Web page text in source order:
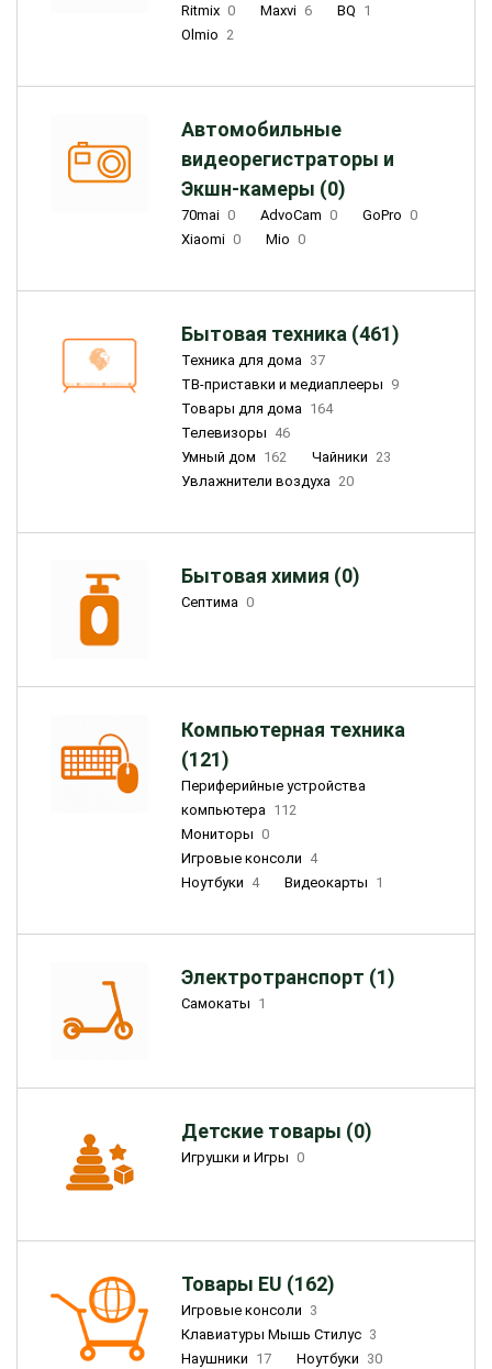
Ritmix 0 Maxvi 6 BQ 1
Olmio 2
Автомобильные
видеорегистраторы и
Экшн-камеры (0)
70mai 0 AdvoCam 0 GoPro 0
Xiaomi 0 Mio 0
Бытовая техника (461)
Техника для дома 37
ТВ-приставки и медиаплееры 9
Товары для дома 164
Телевизоры 46
Умный дом 162 Чайники 23
Увлажнители воздуха 20
Бытовая химия (0)
Септима 0
Компьютерная техника
(121)
Периферийные устройства
компьютера 112
Мониторы 0
Игровые консоли 4
Ноутбуки 4 Видеокарты 1
Электротранспорт (1)
Самокаты 1
Детские товары (0)
Игрушки и Игры 0
Товары EU (162)
Игровые консоли 3
Клавиатуры Мышь Стилус 3
Наушники 17 Ноутбуки 30